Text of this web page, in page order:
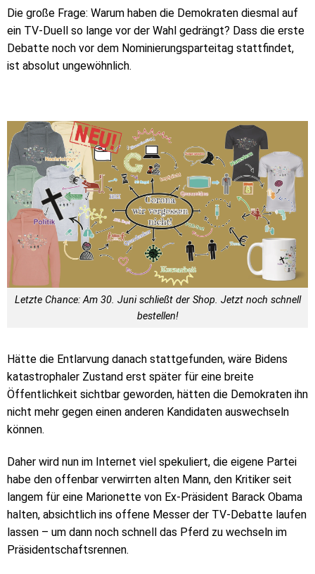
Die große Frage: Warum haben die Demokraten diesmal auf
ein TV-Duell so lange vor der Wahl gedrängt? Dass die erste
Debatte noch vor dem Nominierungsparteitag stattfindet,
ist absolut ungewöhnlich.
Letzte Chance: Am 30. Juni schließt der Shop. Jetzt noch schnell
bestellen!
Hätte die Entlarvung danach stattgefunden, wäre Bidens
katastrophaler Zustand erst später für eine breite
Öffentlichkeit sichtbar geworden, hätten die Demokraten ihn
nicht mehr gegen einen anderen Kandidaten auswechseln
können.
Daher wird nun im Internet viel spekuliert, die eigene Partei
habe den offenbar verwirrten alten Mann, den Kritiker seit
langem für eine Marionette von Ex-Präsident Barack Obama
halten, absichtlich ins offene Messer der TV-Debatte laufen
lassen – um dann noch schnell das Pferd zu wechseln im
Präsidentschaftsrennen.